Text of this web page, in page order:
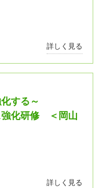
詳しく見る
する～
強化研修 ＜岡山
詳しく見る